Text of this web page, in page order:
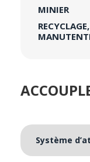
MINIER
Système